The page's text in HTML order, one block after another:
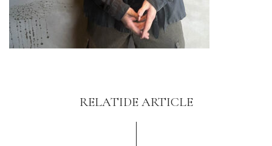
RELATIDE ARTICLE